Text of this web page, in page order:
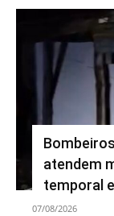
atendem
temporal
07/08/2026